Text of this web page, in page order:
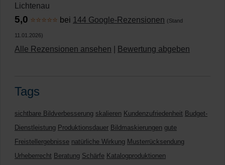
Lichtenau
5,0 ⭐⭐⭐⭐⭐ bei 144 Google-Rezensionen (Stand
11.01.2026)
Alle Rezensionen ansehen Bewertung abgeben
Tags
sichtbare Bildverbesserung skalieren Kundenzufriedenheit Budget-
Dienstleistung Produktionsdauer Bildmaskierungen gute
Freistellergebnisse natürliche Wirkung Musterrücksendung
Urheberrecht Beratung Schärfe Katalogproduktionen